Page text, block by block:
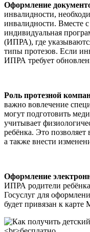
Оформление
инвалидности,
инвалидности. Вместе
индивидуальная
(ИПРА), где
типы протезов. Если
ИПРА требует
Роль протезной
важно вовлечение
могут подготовить
учитывает
ребёнка. Это
а также внести
Оформление
ИПРА родители ребёнка
Госуслуг для
будет привязан к карте